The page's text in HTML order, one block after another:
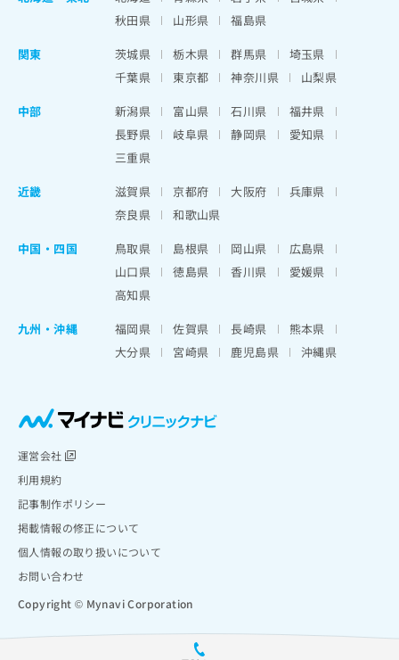
秋田県
山形県
福島県
関東
茨城県 栃木県 群馬県
埼玉県
千葉県
東京都 神奈川県
山梨県
中部
新潟県 富山県 石川県
福井県
長野県
岐阜県 静岡県
愛知県
三重県
近畿
滋賀県 京都府 大阪府
兵庫県
奈良県
和歌山県
中国・四国
鳥取県 島根県 岡山県
広島県
山口県
徳島県 香川県
愛媛県
高知県
九州・沖縄
福岡県 佐賀県 長崎県
熊本県
大分県
宮崎県 鹿児島県 沖縄県
運営会社
利用規約
記事制作ポリシー
掲載情報の修正について
個人情報の取り扱いについて
お問い合わせ
Copyright © Mynavi Corporation